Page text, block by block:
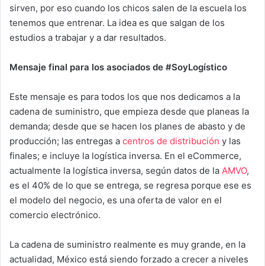
sirven, por eso cuando los chicos salen de la escuela los
tenemos que entrenar. La idea es que salgan de los
estudios a trabajar y a dar resultados.
Mensaje final para los asociados de #SoyLogístico
Este mensaje es para todos los que nos dedicamos a la
cadena de suministro, que empieza desde que planeas la
demanda; desde que se hacen los planes de abasto y de
producción; las entregas a centros de distribución y las
finales; e incluye la logística inversa. En el eCommerce,
actualmente la logística inversa, según datos de la AMVO,
es el 40% de lo que se entrega, se regresa porque ese es
el modelo del negocio, es una oferta de valor en el
comercio electrónico.
La cadena de suministro realmente es muy grande, en la
actualidad, México está siendo forzado a crecer a niveles